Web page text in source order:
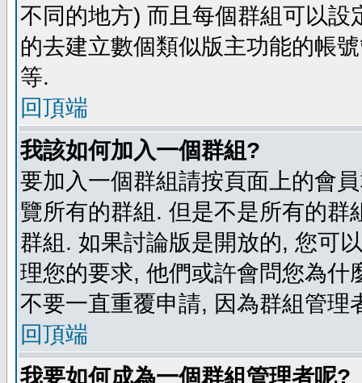
不同的地方) 而且每個群組可以
的去建立數個類似版主功能的帳
等.
回頂端
我該如何加入一個群組?
要加入一個群組請按頁面上的會
覽所有的群組. 但是不是所有的
群組. 如果討論版是開放的, 您可
理您的要求, 他們或許會問您為
不要一直重覆申請, 因為群組管理
回頂端
我要如何成為一個群組管理者呢?